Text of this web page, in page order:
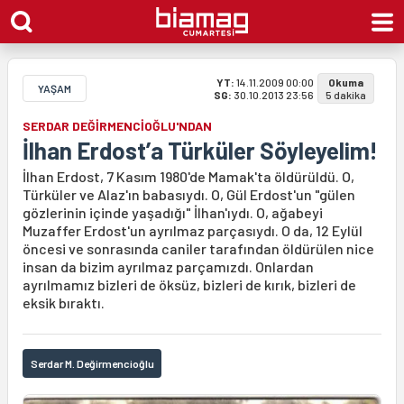
YAŞAM YT: 14.11.2009 00:00
SG: 30.10.2013 23:56
Okuma
5 dakika
SERDAR DEĞİRMENCİOĞLU'NDAN
İlhan Erdost’a Türküler Söyleyelim!
İlhan Erdost, 7 Kasım 1980'de Mamak'ta öldürüldü. O,
Türküler ve Alaz'ın babasıydı. O, Gül Erdost'un "gülen
gözlerinin içinde yaşadığı" İlhan'ıydı. O, ağabeyi
Muzaffer Erdost'un ayrılmaz parçasıydı. O da, 12 Eylül
öncesi ve sonrasında caniler tarafından öldürülen nice
insan da bizim ayrılmaz parçamızdı. Onlardan
ayrılmamız bizleri de öksüz, bizleri de kırık, bizleri de
eksik bıraktı.
Serdar M. Değirmencioğlu